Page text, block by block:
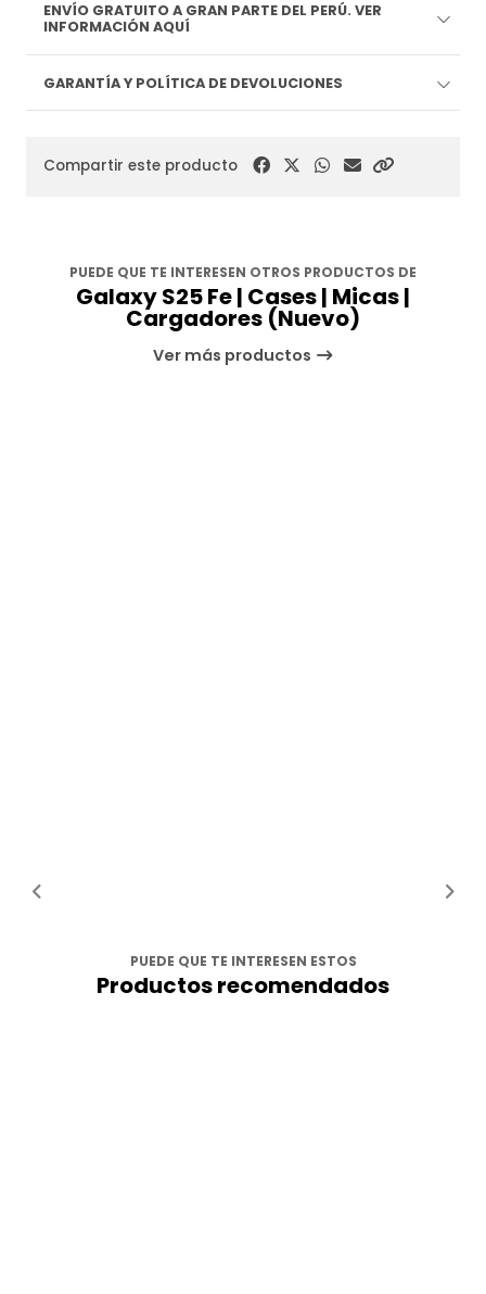
ENVÍO GRATUITO A GRAN PARTE DEL PERÚ. VER
INFORMACIÓN AQUÍ
GARANTÍA Y POLÍTICA DE DEVOLUCIONES
Compartir este producto
PUEDE QUE TE INTERESEN OTROS PRODUCTOS DE
Galaxy S25 Fe | Cases | Micas |
Cargadores (Nuevo)
Ver más productos
PUEDE QUE TE INTERESEN ESTOS
Productos recomendados